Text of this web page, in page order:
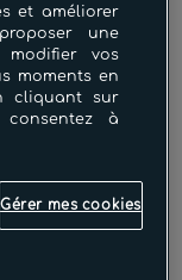
simple
véritable
quelques
qui te
ton
et améliorer
une
modifier vos
moments en
cliquant sur
à
Gérer mes cookies